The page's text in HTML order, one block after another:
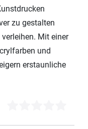
zu gestalten
Mit einer
und
erstaunliche